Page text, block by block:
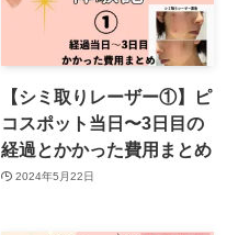
【シミ取りレーザー①】ピ
コスポット当日〜3日目の
経過とかかった費用まとめ
2024年5月22日